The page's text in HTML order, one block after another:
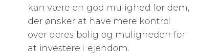
kan være en god mulighed for dem,
der ønsker at have mere kontrol
over deres bolig og muligheden for
at investere i ejendom.